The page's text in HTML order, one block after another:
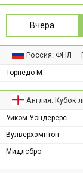
Вчера
Россия: ФНЛ —
Торпедо М
Англия: Кубок
Уиком Уондерерс
Вулверхэмптон
Мидлсбро